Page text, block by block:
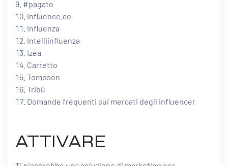
#pagato
Influence.co
Influenza
Intelliinfluenza
Izea
Carretto
Tomoson
Tribù
Domande frequenti sui mercati degli influencer
ATTIVARE